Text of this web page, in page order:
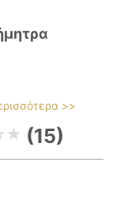
>>
(15)